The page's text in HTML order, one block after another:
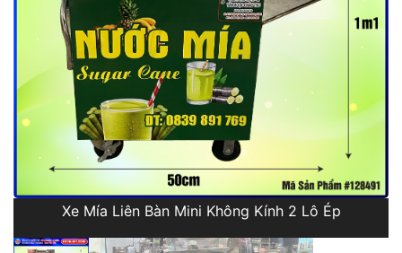
Xe Mía Liên Bàn Mini Không Kính 2 Lô Ép